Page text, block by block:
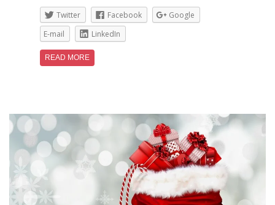
Twitter Facebook
Google
E-mail
LinkedIn
READ MORE